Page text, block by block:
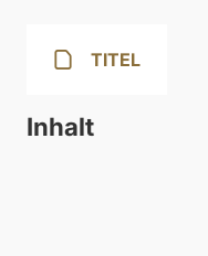
TITEL
Inhalt